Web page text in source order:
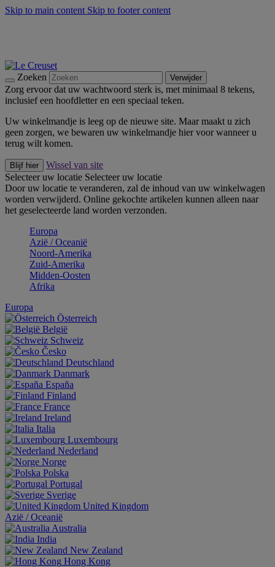
Skip to main content Skip to footer content
Zoeken Verwijder
Zorg ervoor dat uw wachtwoord sterk is, met minimaal 8 tekens,
inclusief een hoofdletter en een speciaal teken.
Uw winkelmandje is leeg op de nieuwe site. Maar maakt u zich
geen zorgen, we bewaren uw winkelmandje hier voor wanneer u
terug wilt komen.
Blijf hier
Wissel van site
Selecteer uw locatie Selecteer uw locatie
Door uw locatie te veranderen, zal de inhoud van uw winkelwagen
worden verwijderd. Online gekochte artikelen kunnen alleen naar
het geselecteerde land worden verzonden.
Europa
Aziё / Oceaniё
Noord-Amerika
Zuid-Amerika
Midden-Oosten
Afrika
Europa
Österreich
België
Schweiz
Česko
Deutschland
Danmark
España
Finland
France
Ireland
Italia
Luxembourg
Nederland
Norge
Polska
Portugal
Sverige
United Kingdom
Aziё / Oceaniё
Australia
India
New Zealand
Hong Kong